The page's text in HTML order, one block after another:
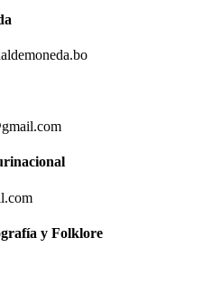
y Folklore